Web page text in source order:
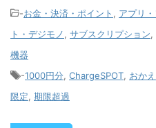
-お金・決済・ポイント アプリ・
ト・デジモノ
サブスクリプション
機器
-1000円分 ChargeSPOT おか
限定 期限超過